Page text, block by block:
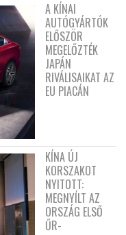
A KÍNAI
AUTÓGYÁRTÓK
ELŐSZÖR
MEGELŐZTÉK
JAPÁN
RIVÁLISAIKAT AZ
EU PIACÁN
KÍNA ÚJ
KORSZAKOT
NYITOTT:
MEGNYÍLT AZ
ORSZÁG ELSŐ
ŰR-